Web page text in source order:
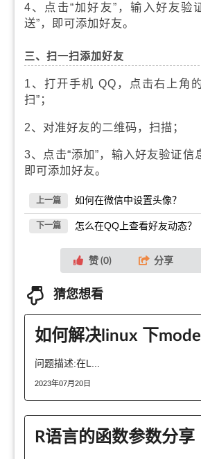
4、点击“加好友”，输入好友验
送”，即可添加好友。
三、扫一扫添加好友
1、打开手机 QQ，点击右上角
扫”；
2、对准好友的二维码，扫描；
3、点击“添加”，输入好友验证信
即可添加好友。
上一篇 如何在微信中设置头像？
下一篇 怎么在QQ上查看好友动态？
赞 (0) 分享
猜您想看
问题描述:在L...
2023年07月20日
R语言的函数参数分享